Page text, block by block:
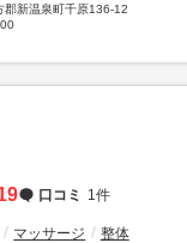
郡新温泉町千原136-12
口コミ 1件
マッサージ 整体